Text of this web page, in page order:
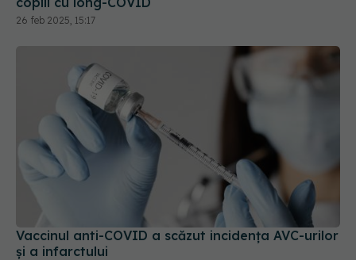
26 feb 2025, 15:17
Vaccinul anti-COVID a scăzut incidența AVC-urilor
și a infarctului